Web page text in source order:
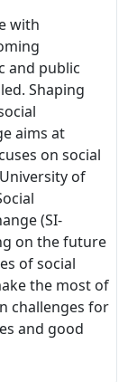
with
and public
Shaping
aims at
on social
of
(SI-
on the future
of social
the most of
challenges for
and good